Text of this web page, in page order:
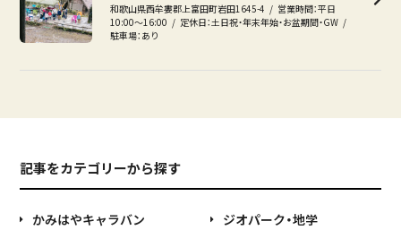
和歌山県西牟婁郡上富田町岩田1645-4
営業時間：平日
10:00〜16:00
定休日：土日祝・年末年始・お盆期間・GW
駐車場：あり
記事をカテゴリーから探す
かみはやキャラバン
ジオパーク・地学